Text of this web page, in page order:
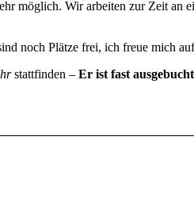
möglich. Wir arbeiten zur Zeit an
noch Plätze frei, ich freue mich
stattfinden – Er ist fast ausgebucht